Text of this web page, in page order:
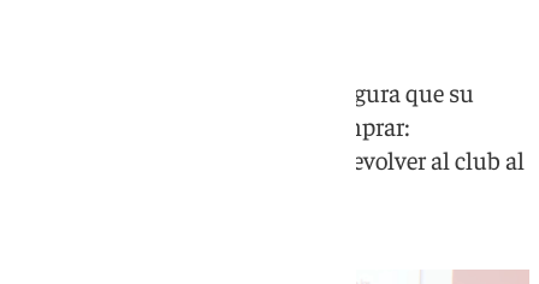
El camero rompe su silencio y asegura que su
grupo mantiene la oferta para comprar:
"Queremos seguir negociando y devolver al club al